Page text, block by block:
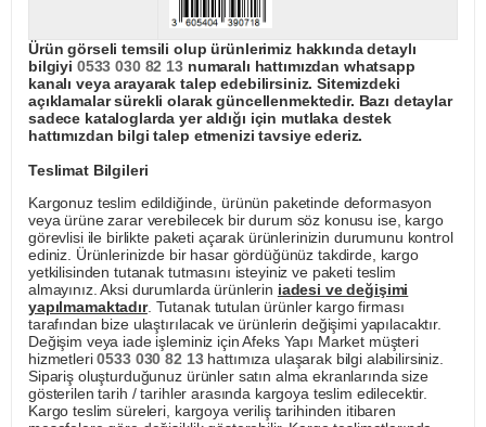
Ürün görseli temsili olup ürünlerimiz hakkında detaylı
bilgiyi 0533 030 82 13numaralı hattımızdan whatsapp
kanalı veya arayarak talep edebilirsiniz. Sitemizdeki
açıklamalar sürekli olarak güncellenmektedir. Bazı detaylar
sadece kataloglarda yer aldığı için mutlaka destek
hattımızdan bilgi talep etmenizi tavsiye ederiz.
Teslimat Bilgileri
Kargonuz teslim edildiğinde, ürünün paketinde deformasyon
veya ürüne zarar verebilecek bir durum söz konusu ise, kargo
görevlisi ile birlikte paketi açarak ürünlerinizin durumunu kontrol
ediniz. Ürünlerinizde bir hasar gördüğünüz takdirde, kargo
yetkilisinden tutanak tutmasını isteyiniz ve paketi teslim
almayınız. Aksi durumlarda ürünlerin iadesi ve değişimi
yapılmamaktadır. Tutanak tutulan ürünler kargo firması
tarafından bize ulaştırılacak ve ürünlerin değişimi yapılacaktır.
Değişim veya iade işleminiz için Afeks Yapı Market müşteri
hizmetleri0533 030 82 13hattımıza ulaşarak bilgi alabilirsiniz.
Sipariş oluşturduğunuz ürünler satın alma ekranlarında size
gösterilen tarih / tarihler arasında kargoya teslim edilecektir.
Kargo teslim süreleri, kargoya veriliş tarihinden itibaren